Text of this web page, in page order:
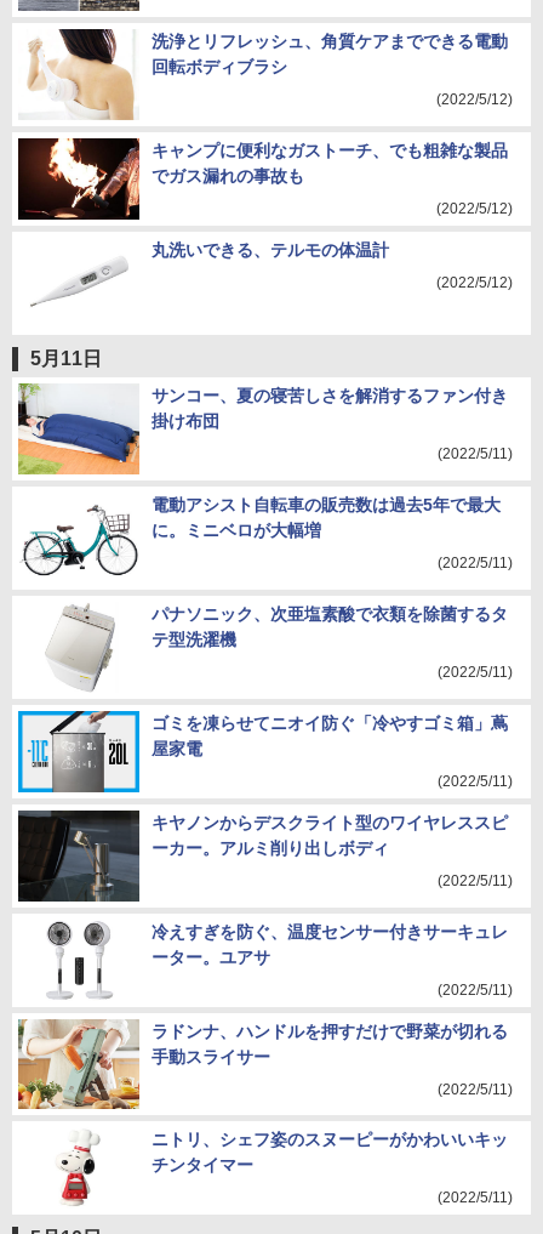
洗浄とリフレッシュ、角質ケアまでできる電動
回転ボディブラシ
(2022/5/12)
キャンプに便利なガストーチ、でも粗雑な製品
でガス漏れの事故も
(2022/5/12)
丸洗いできる、テルモの体温計
(2022/5/12)
5月11日
サンコー、夏の寝苦しさを解消するファン付き
掛け布団
(2022/5/11)
電動アシスト自転車の販売数は過去5年で最大
に。ミニベロが大幅増
(2022/5/11)
パナソニック、次亜塩素酸で衣類を除菌するタ
テ型洗濯機
(2022/5/11)
ゴミを凍らせてニオイ防ぐ「冷やすゴミ箱」蔦
屋家電
(2022/5/11)
キヤノンからデスクライト型のワイヤレススピ
ーカー。アルミ削り出しボディ
(2022/5/11)
冷えすぎを防ぐ、温度センサー付きサーキュレ
ーター。ユアサ
(2022/5/11)
ラドンナ、ハンドルを押すだけで野菜が切れる
手動スライサー
(2022/5/11)
ニトリ、シェフ姿のスヌーピーがかわいいキッ
チンタイマー
(2022/5/11)